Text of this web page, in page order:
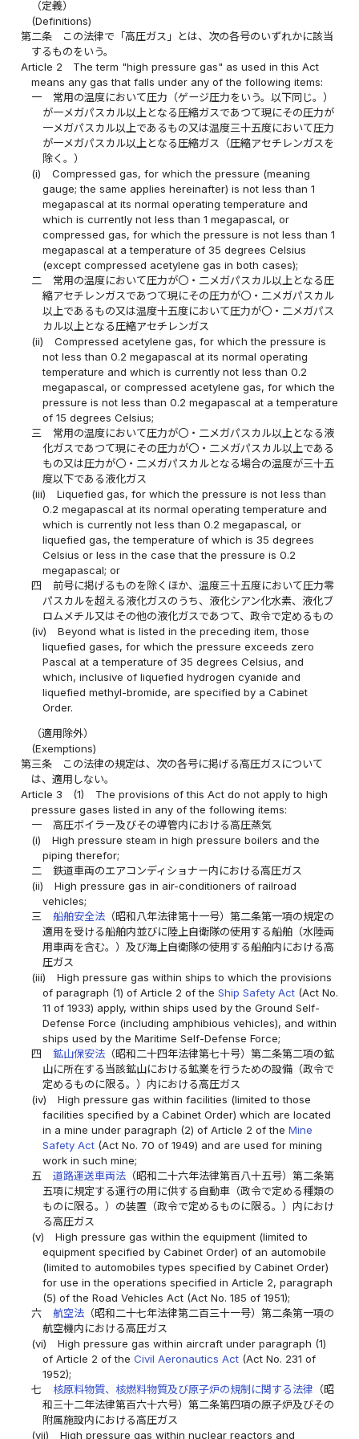
（定義）
(Definitions)
第二条
この法律で「高圧ガス」とは、次の各号のいずれかに該当
するものをいう。
Article 2
The term "high pressure gas" as used in this Act
means any gas that falls under any of the following items:
一
常用の温度において圧力（ゲージ圧力をいう。以下同じ。）
が一メガパスカル以上となる圧縮ガスであつて現にその圧力が
一メガパスカル以上であるもの又は温度三十五度において圧力
が一メガパスカル以上となる圧縮ガス（圧縮アセチレンガスを
除く。）
(i)
Compressed gas, for which the pressure (meaning
gauge; the same applies hereinafter) is not less than 1
megapascal at its normal operating temperature and
which is currently not less than 1 megapascal, or
compressed gas, for which the pressure is not less than 1
megapascal at a temperature of 35 degrees Celsius
(except compressed acetylene gas in both cases);
二
常用の温度において圧力が〇・二メガパスカル以上となる圧
縮アセチレンガスであつて現にその圧力が〇・二メガパスカル
以上であるもの又は温度十五度において圧力が〇・二メガパス
カル以上となる圧縮アセチレンガス
(ii)
Compressed acetylene gas, for which the pressure is
not less than 0.2 megapascal at its normal operating
temperature and which is currently not less than 0.2
megapascal, or compressed acetylene gas, for which the
pressure is not less than 0.2 megapascal at a temperature
of 15 degrees Celsius;
三
常用の温度において圧力が〇・二メガパスカル以上となる液
化ガスであつて現にその圧力が〇・二メガパスカル以上である
もの又は圧力が〇・二メガパスカルとなる場合の温度が三十五
度以下である液化ガス
(iii)
Liquefied gas, for which the pressure is not less than
0.2 megapascal at its normal operating temperature and
which is currently not less than 0.2 megapascal, or
liquefied gas, the temperature of which is 35 degrees
Celsius or less in the case that the pressure is 0.2
megapascal; or
四
前号に掲げるものを除くほか、温度三十五度において圧力零
パスカルを超える液化ガスのうち、液化シアン化水素、液化ブ
ロムメチル又はその他の液化ガスであつて、政令で定めるもの
(iv)
Beyond what is listed in the preceding item, those
liquefied gases, for which the pressure exceeds zero
Pascal at a temperature of 35 degrees Celsius, and
which, inclusive of liquefied hydrogen cyanide and
liquefied methyl-bromide, are specified by a Cabinet
Order.
（適用除外）
(Exemptions)
第三条
この法律の規定は、次の各号に掲げる高圧ガスについて
は、適用しない。
Article 3
(1)
The provisions of this Act do not apply to high
pressure gases listed in any of the following items:
一
高圧ボイラー及びその導管内における高圧蒸気
(i)
High pressure steam in high pressure boilers and the
piping therefor;
二
鉄道車両のエアコンディショナー内における高圧ガス
(ii)
High pressure gas in air-conditioners of railroad
vehicles;
三
船舶安全法（昭和八年法律第十一号）第二条第一項の規定の
適用を受ける船舶内並びに陸上自衛隊の使用する船舶（水陸両
用車両を含む。）及び海上自衛隊の使用する船舶内における高
圧ガス
(iii)
High pressure gas within ships to which the provisions
of paragraph (1) of Article 2 of the Ship Safety Act(Act No.
11 of 1933) apply, within ships used by the Ground Self-
Defense Force (including amphibious vehicles), and within
ships used by the Maritime Self-Defense Force;
四
鉱山保安法（昭和二十四年法律第七十号）第二条第二項の鉱
山に所在する当該鉱山における鉱業を行うための設備（政令で
定めるものに限る。）内における高圧ガス
(iv)
High pressure gas within facilities (limited to those
facilities specified by a Cabinet Order) which are located
in a mine under paragraph (2) of Article 2 of the Mine
Safety Act(Act No. 70 of 1949) and are used for mining
work in such mine;
五
道路運送車両法（昭和二十六年法律第百八十五号）第二条第
五項に規定する運行の用に供する自動車（政令で定める種類の
ものに限る。）の装置（政令で定めるものに限る。）内におけ
る高圧ガス
(v)
High pressure gas within the equipment (limited to
equipment specified by Cabinet Order) of an automobile
(limited to automobiles types specified by Cabinet Order)
for use in the operations specified in Article 2, paragraph
(5) of the Road Vehicles Act (Act No. 185 of 1951);
六
航空法（昭和二十七年法律第二百三十一号）第二条第一項の
航空機内における高圧ガス
(vi)
High pressure gas within aircraft under paragraph (1)
of Article 2 of the Civil Aeronautics Act(Act No. 231 of
1952);
七
核原料物質、核燃料物質及び原子炉の規制に関する法律 （昭
和三十二年法律第百六十六号）第二条第四項の原子炉及びその
附属施設内における高圧ガス
(vii)
High pressure gas within nuclear reactors and